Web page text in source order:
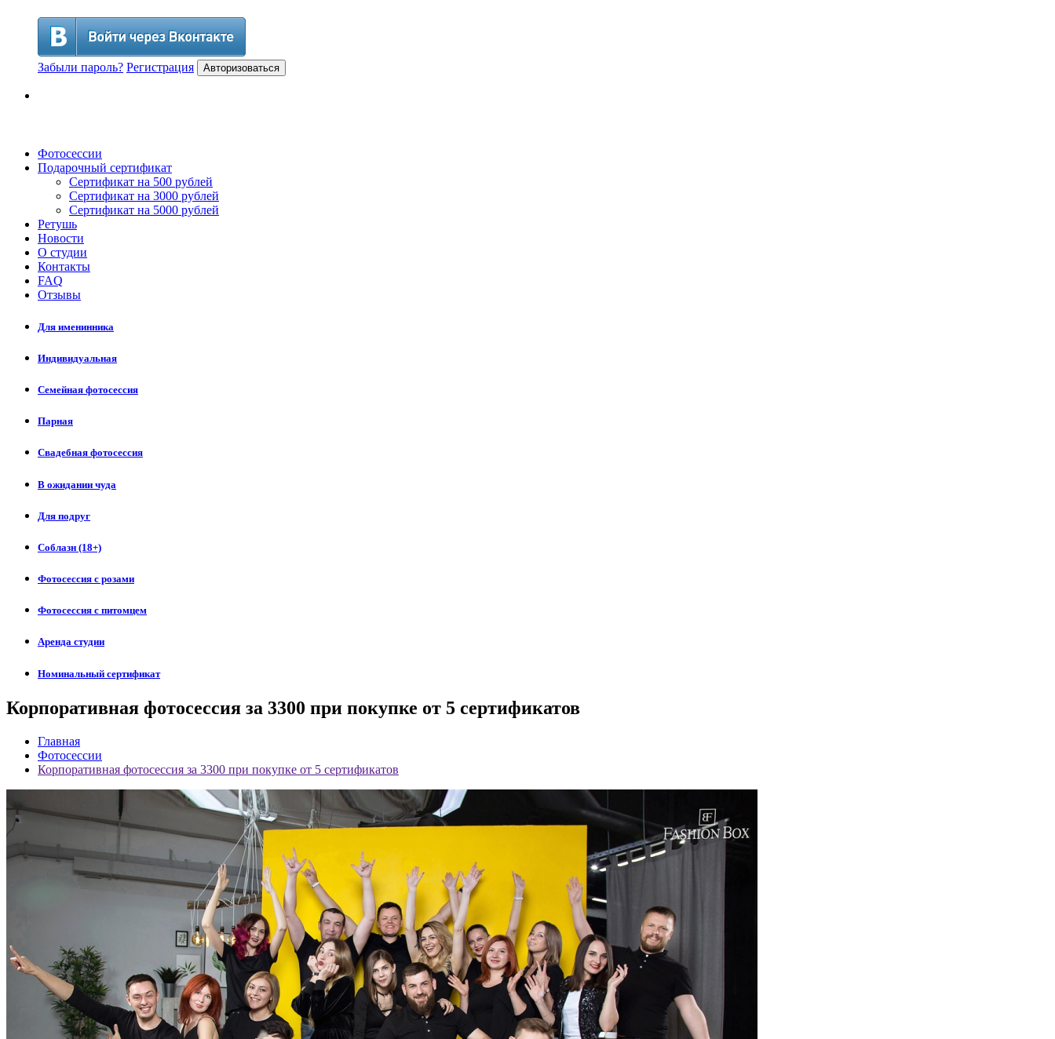
Забыли пароль? Регистрация Авторизоваться
Фотосессии
Подарочный сертификат
Сертификат на 500 рублей
Сертификат на 3000 рублей
Сертификат на 5000 рублей
Ретушь
Новости
О студии
Контакты
FAQ
Отзывы
Для именинника
Индивидуальная
Семейная фотосессия
Парная
Свадебная фотосессия
В ожидании чуда
Для подруг
Соблазн (18+)
Фотосессия с розами
Фотосессия с питомцем
Аренда студии
Номинальный сертификат
Корпоративная фотосессия за 3300 при покупке от 5 сертификатов
Главная
Фотосессии
Корпоративная фотосессия за 3300 при покупке от 5 сертификатов